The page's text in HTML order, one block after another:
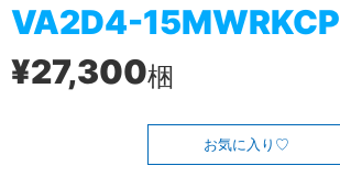
VA2D4-15MWRKCP
¥27,300梱
お気に入り